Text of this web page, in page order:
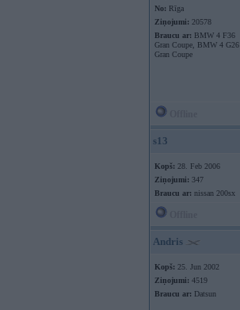
No: Rīga
Ziņojumi: 20578
Braucu ar: BMW 4 F36
Gran Coupe, BMW 4 G26
Gran Coupe
s13
Kopš: 28. Feb 2006
Ziņojumi: 347
Braucu ar: nissan 200sx
Andris
Kopš: 25. Jun 2002
Ziņojumi: 4519
Braucu ar: Datsun